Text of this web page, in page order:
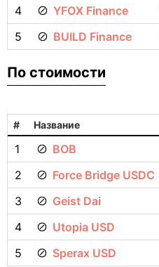
4
YFOX Finance
5
BUILD Finance
По стоимости
# Название
1 BOB
2
Force Bridge USDC
3
Geist Dai
4
Utopia USD
5
Sperax USD